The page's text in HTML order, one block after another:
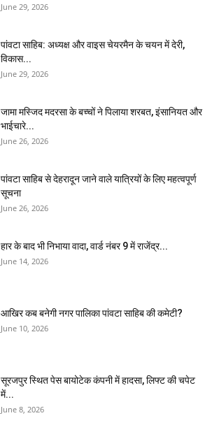
June 29, 2026
पांवटा साहिब: अध्यक्ष और वाइस चेयरमैन के चयन में देरी,
विकास...
June 29, 2026
जामा मस्जिद मदरसा के बच्चों ने पिलाया शरबत, इंसानियत और
भाईचारे...
June 26, 2026
पांवटा साहिब से देहरादून जाने वाले यात्रियों के लिए महत्वपूर्ण
सूचना
June 26, 2026
हार के बाद भी निभाया वादा, वार्ड नंबर 9 में राजेंद्र...
June 14, 2026
आखिर कब बनेगी नगर पालिका पांवटा साहिब की कमेटी?
June 10, 2026
सूरजपुर स्थित पेस बायोटेक कंपनी में हादसा, लिफ्ट की चपेट
में...
June 8, 2026